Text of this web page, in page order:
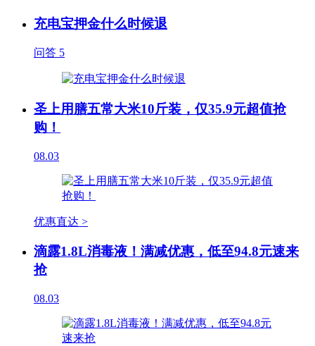
充电宝押金什么时候退
问答 5
圣上用膳五常大米10斤装，仅35.9元超值抢
购！
08.03
优惠直达 >
滴露1.8L消毒液！满减优惠，低至94.8元速来
抢
08.03